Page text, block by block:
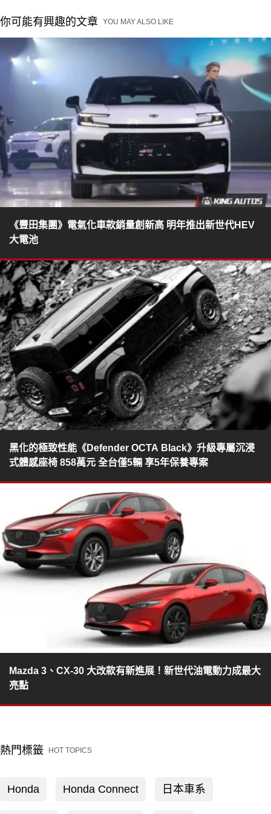
你可能有興趣的文章 YOU MAY ALSO LIKE
《豐田集團》電氣化車款銷量創新高 明年推出新世代HEV
大電池
黑化的極致性能《Defender OCTA Black》升級專屬沉浸
式體感座椅 858萬元 全台僅5輛 享5年保養專案
Mazda 3、CX-30 大改款有新進展！新世代油電動力成最大
亮點
熱門標籤 HOT TOPICS
Honda Honda Connect 日本車系